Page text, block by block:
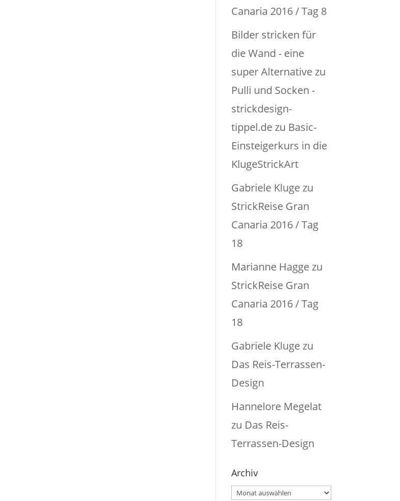
Canaria 2016 / Tag 8
Bilder stricken für
die Wand - eine
super Alternative zu
Pulli und Socken -
strickdesign-
tippel.dezu Basic-
Einsteigerkurs in die
KlugeStrickArt
Gabriele Klugezu
StrickReise Gran
Canaria 2016 / Tag
18
Marianne Haggezu
StrickReise Gran
Canaria 2016 / Tag
18
Gabriele Klugezu
Das Reis-Terrassen-
Design
Hannelore Megelat
zu Das Reis-
Terrassen-Design
Archiv
Archiv